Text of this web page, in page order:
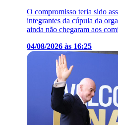
O compromisso teria sido
integrantes da cúpula da
ainda não chegaram aos
04/08/2026 às 16:25